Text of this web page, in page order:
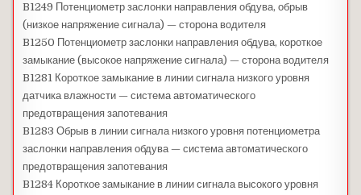
B1249 Потенциометр заслонки направления обдува, обрыв
(низкое напряжение сигнала) — сторона водителя
B1250 Потенциометр заслонки направления обдува, короткое
замыкание (высокое напряжение сигнала) — сторона водителя
B1281 Короткое замыкание в линии сигнала низкого уровня
датчика влажности — система автоматического
предотвращения запотевания
B1283 Обрыв в линии сигнала низкого уровня потенциометра
заслонки направления обдува — система автоматического
предотвращения запотевания
B1284 Короткое замыкание в линии сигнала высокого уровня